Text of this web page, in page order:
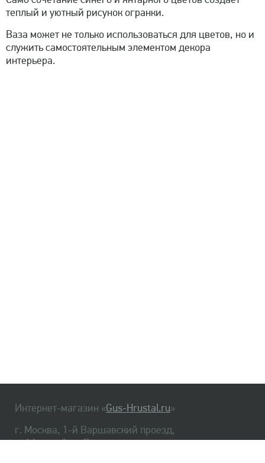
теплый и уютный рисунок огранки.
Ваза может не только использоваться для цветов, но и
служить самостоятельным элементом декора
интерьера.
Интернет-магазин «Gus-Hrustal.ru»
г. Москва, 1-й Варшавский проезд,
д. 1А, стр. 3, м. Варшавская